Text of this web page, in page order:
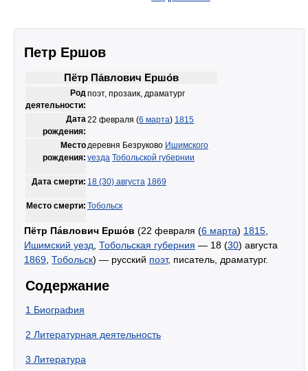
Петр Ершов
Пётр Па́влович Ершо́в
Род
деятельности:
поэт, прозаик, драматург
Дата
рождения:
22 февраля (6 марта) 1815
Место
рождения:
деревня Безруково Ишимского
уезда Тобольской губернии
Дата смерти: 18 (30) августа 1869
Место смерти: Тобольск
Пётр Па́влович Ершо́в (22 февраля (6 марта) 1815
Ишимский уезд Тобольская губерния — 18 (30) августа
1869 Тобольск) — русский поэт, писатель, драматург.
Содержание
1 Биография
2 Литературная деятельность
3 Литература